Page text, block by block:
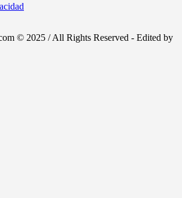
© 2025 / All Rights Reserved - Edited by